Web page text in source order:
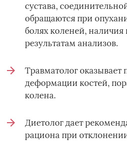
сустава,
обращаются при
болях коленей, наличия
результатам анализов.
Травматолог
деформации костей,
колена.
Диетолог дает
рациона при